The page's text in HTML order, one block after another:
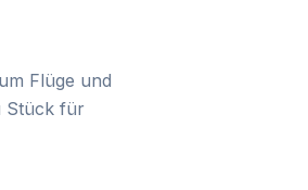
Flüge und
Stück für